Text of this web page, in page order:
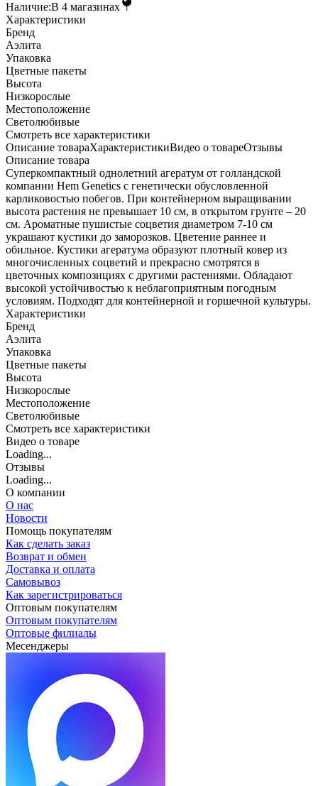
Наличие:В 4 магазинах
Характеристики
Бренд
Аэлита
Упаковка
Цветные пакеты
Высота
Низкорослые
Местоположение
Светолюбивые
Cмотреть все характеристики
Описание товараХарактеристикиВидео о товареОтзывы
Описание товара
Суперкомпактный однолетний агератум от голландской
компании Hem Genetics с генетически обусловленной
карликовостью побегов. При контейнерном выращивании
высота растения не превышает 10 см, в открытом грунте – 20
см. Ароматные пушистые соцветия диаметром 7-10 см
украшают кустики до заморозков. Цветение раннее и
обильное. Кустики агератума образуют плотный ковер из
многочисленных соцветий и прекрасно смотрятся в
цветочных композициях с другими растениями. Обладают
высокой устойчивостью к неблагоприятным погодным
условиям. Подходят для контейнерной и горшечной культуры.
Характеристики
Бренд
Аэлита
Упаковка
Цветные пакеты
Высота
Низкорослые
Местоположение
Светолюбивые
Cмотреть все характеристики
Видео о товаре
Loading...
Отзывы
Loading...
О компании
О нас
Новости
Помощь покупателям
Как сделать заказ
Возврат и обмен
Доставка и оплата
Самовывоз
Как зарегистрироваться
Оптовым покупателям
Оптовым покупателям
Оптовые филиалы
Месенджеры